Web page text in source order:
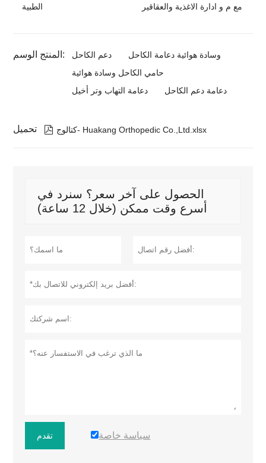
الطبية
مع م و ادارة الاغذية والعقاقير
المنتج الوسم: دعم الكاحل
وسادة هوائية دعامة الكاحل
حامي الكاحل وسادة هوائية
دعامة التهاب وتر أخيل
دعامة دعم الكاحل
تحميل  كتالوج- Huakang Orthopedic Co.,Ltd.xlsx
الحصول على آخر سعر؟ سنرد في
أسرع وقت ممكن (خلال 12 ساعة)
تقدم سياسة خاصة